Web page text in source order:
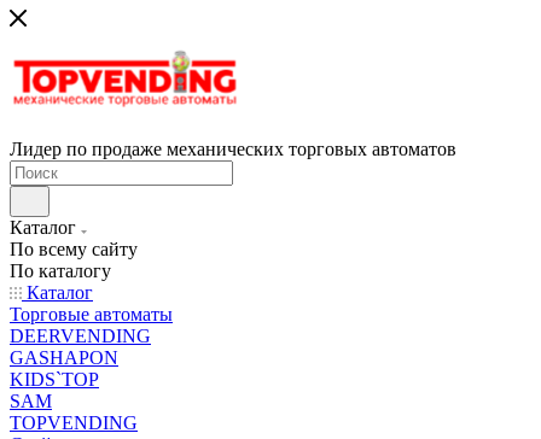
Лидер по продаже механических торговых автоматов
Каталог
По всему сайту
По каталогу
Каталог
Торговые автоматы
DEERVENDING
GASHAPON
KIDS`TOP
SAM
TOPVENDING